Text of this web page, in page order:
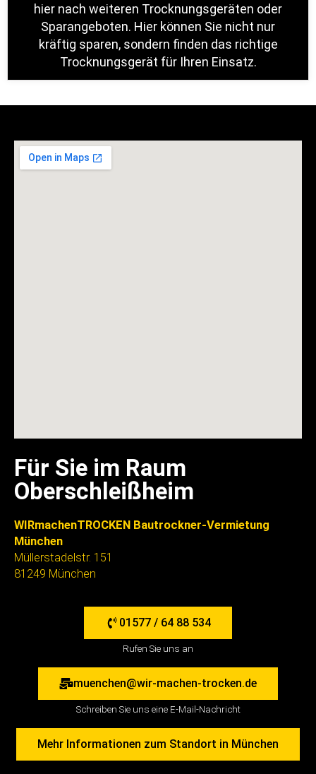
hier nach weiteren Trocknungsgeräten oder
Sparangeboten. Hier können Sie nicht nur
kräftig sparen, sondern finden das richtige
Trocknungsgerät für Ihren Einsatz.
Für Sie im Raum
Oberschleißheim
WIRmachenTROCKEN Bautrockner-Vermietung
München
Müllerstadelstr. 151
81249 München
01577 / 64 88 534
Rufen Sie uns an
muenchen@wir-machen-trocken.de
Schreiben Sie uns eine E-Mail-Nachricht
Mehr Informationen zum Standort in München